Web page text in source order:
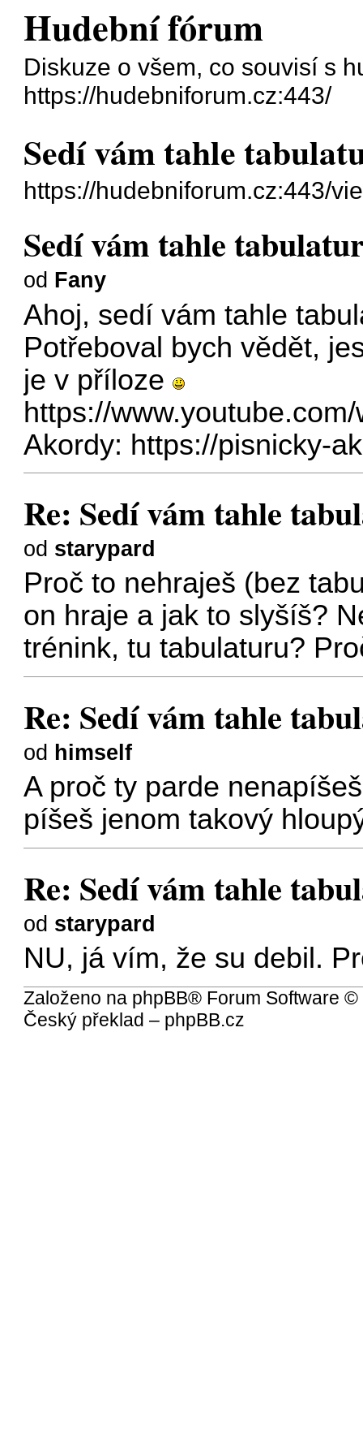
Hudební fórum
Diskuze o všem, co souvisí s
https://hudebniforum.cz:443/
Sedí vám tahle
https://hudebniforum.cz:443/
Sedí vám tahle
od Fany
Ahoj, sedí vám tahle
Potřeboval bych vědět,
je v příloze
https://
Akordy: https://pisnicky-
Re: Sedí vám tahle
od starypard
Proč to nehraješ (bez
on hraje a jak to slyšíš?
trénink, tu tabulaturu?
Re: Sedí vám tahle
od himself
A proč ty parde
píšeš jenom takový
Re: Sedí vám tahle
od starypard
NU, já vím, že su debil.
Založeno na phpBB® Forum Software ©
Český překlad – phpBB.cz